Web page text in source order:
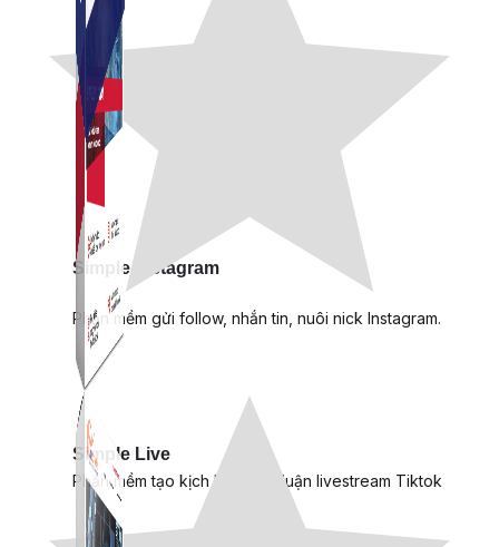
Simple Live
Phần mềm tạo kịch bản bình luận livestream Tiktok
Simple Instagram
Phần mềm gửi follow, nhắn tin, nuôi nick Instagram.